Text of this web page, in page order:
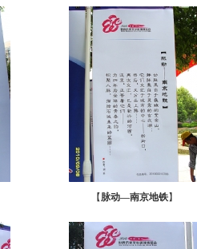
【脉动—南京地铁】